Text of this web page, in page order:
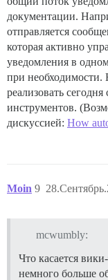
документации.
отправляется
которая активно
уведомления в
при необходимости.
реализовать
инструментов.
дискуссией: How
Moin 9
mcwumbly:
Что касается
немного больше